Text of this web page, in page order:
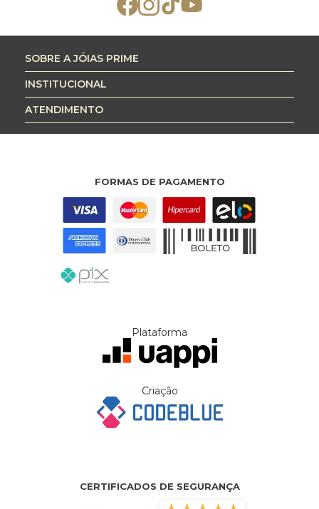
SOBRE A JÓIAS PRIME
INSTITUCIONAL
ATENDIMENTO
FORMAS DE PAGAMENTO
Plataforma
Criação
CERTIFICADOS DE SEGURANÇA